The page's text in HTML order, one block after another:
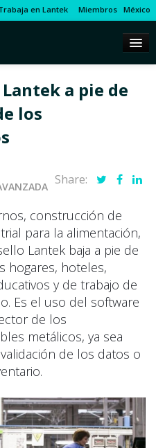
en Lantek Miembros México
a pie de
los
Share:
construcción de
para la alimentación,
Lantek baja a pie de
hogares, hoteles,
y de trabajo de
Es el uso del software
de los
metálicos, ya sea
de los datos o